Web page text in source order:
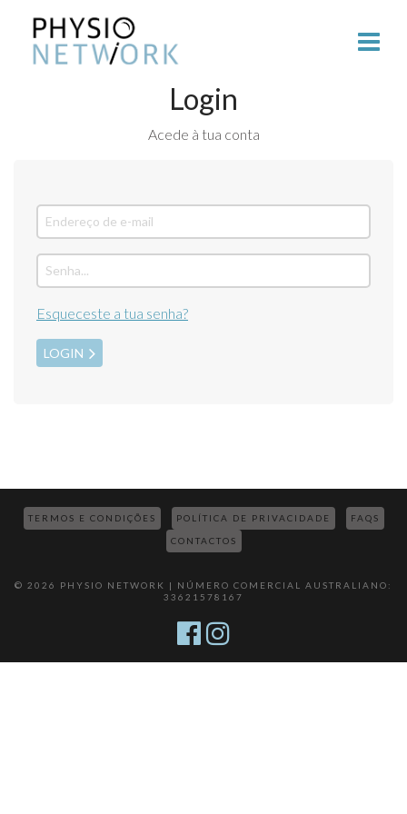
Login
Acede à tua conta
Esqueceste a tua senha?
LOGIN
TERMOS E CONDIÇÕES POLÍTICA DE PRIVACIDADE FAQS
CONTACTOS
© 2026 PHYSIO NETWORK | NÚMERO COMERCIAL AUSTRALIANO:
33621578167